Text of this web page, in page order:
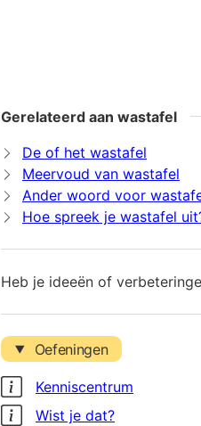
Gerelateerd aan wastafel
De of het wastafel
Meervoud van wastafel
Ander woord voor
Hoe spreek je wastafel
Heb je ideeën of
Oefeningen
Kenniscentrum
Wist je dat?